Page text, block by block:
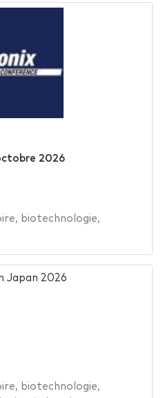
2026
, biotechnologie,
, biotechnologie,